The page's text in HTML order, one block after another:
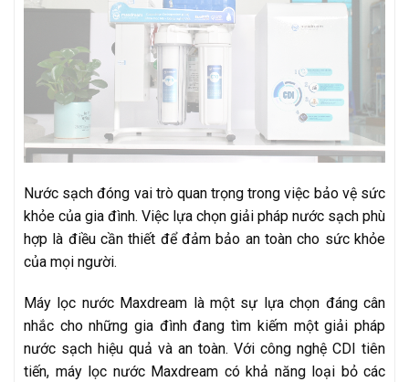
Nước sạch đóng vai trò quan trọng trong việc bảo vệ sức
khỏe của gia đình. Việc lựa chọn giải pháp nước sạch phù
hợp là điều cần thiết để đảm bảo an toàn cho sức khỏe
của mọi người.
Máy lọc nước Maxdream là một sự lựa chọn đáng cân
nhắc cho những gia đình đang tìm kiếm một giải pháp
nước sạch hiệu quả và an toàn. Với công nghệ CDI tiên
tiến, máy lọc nước Maxdream có khả năng loại bỏ các